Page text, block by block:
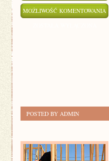
MOŻLIWOŚĆ KOMENTOWANIA
POSTED BY ADMIN